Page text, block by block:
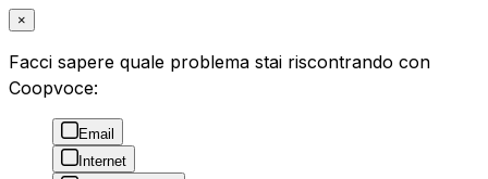
×
Facci sapere quale problema stai riscontrando con
Coopvoce:
Email
Internet